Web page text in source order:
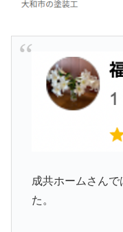
成共ホームさん
た。